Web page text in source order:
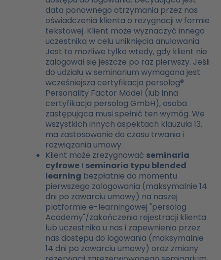
data ponownego otrzymania przez nas
oświadczenia klienta o rezygnacji w formie
tekstowej. Klient może wyznaczyć innego
uczestnika w celu uniknięcia anulowania.
Jest to możliwe tylko wtedy, gdy klient nie
zalogował się jeszcze po raz pierwszy. Jeśli
do udziału w seminarium wymagana jest
wcześniejsza certyfikacja persolog®
Personality Factor Model (lub inna
certyfikacja persolog GmbH), osoba
zastępująca musi spełnić ten wymóg. We
wszystkich innych aspektach klauzula 13.
ma zastosowanie do czasu trwania i
rozwiązania umowy.
Klient może zrezygnować seminaria
cyfrowe I seminaria typu blended
learning bezpłatnie do momentu
pierwszego zalogowania (maksymalnie 14
dni po zawarciu umowy) na naszej
platformie e-learningowej "persolog
Academy"/zakończenia rejestracji klienta
lub uczestnika u nas i zapewnienia przez
nas dostępu do logowania (maksymalnie
14 dni po zawarciu umowy) oraz zmiany